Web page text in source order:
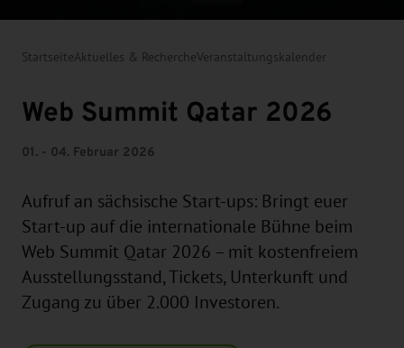
StartseiteAktuelles & RechercheVeranstaltungskalender
Web Summit Qatar 2026
01. - 04. Februar 2026
Aufruf an sächsische Start-ups: Bringt euer
Start-up auf die internationale Bühne beim
Web Summit Qatar 2026 – mit kostenfreiem
Ausstellungsstand, Tickets, Unterkunft und
Zugang zu über 2.000 Investoren.